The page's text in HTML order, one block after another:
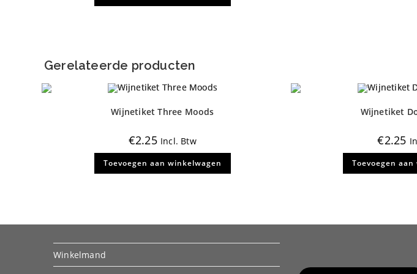
Gerelateerde producten
Wijnetiket Three Moods
€2.25 Incl. Btw
Toevoegen aan winkelwagen
Wijnetiket
€2.25
Toevoegen
Winkelmand